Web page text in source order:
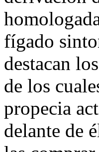
fígado
destacan
de los
propecia
delante de